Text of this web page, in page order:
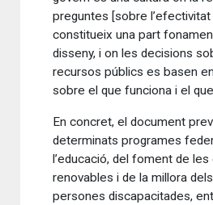
preguntes [sobre
constitueix una part
disseny, i on les decisions
recursos públics es basen
sobre el que funciona i el que
En concret, el document
determinats programes
l’educació, del foment de les
renovables i de la millora
persones discapacitades,